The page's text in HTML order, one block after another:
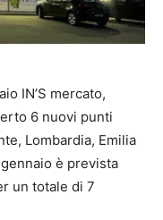
IN’S mercato,
6 nuovi punti
Lombardia, Emilia
è prevista
un totale di 7